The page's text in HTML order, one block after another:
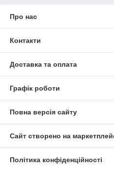
Про нас
Контакти
Доставка та оплата
Графік роботи
Повна версія сайту
Сайт створено на
Політика конфіденційності